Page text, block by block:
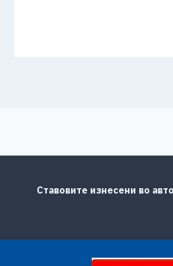
Ставовите изнесени во